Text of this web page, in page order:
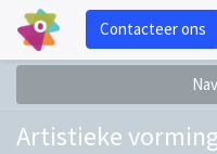
Contacteer ons
Nav
Artistieke